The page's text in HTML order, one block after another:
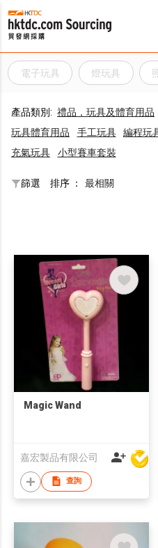
電子玩具 燈玩具
產品類別: 禮品，玩具及體育用品
玩具體育用品
手工玩具 編程玩
充氣玩具
小型賽車套裝
篩選 排序 ： 最相關
Magic Wand
嘉宏製品有限公司
查詢